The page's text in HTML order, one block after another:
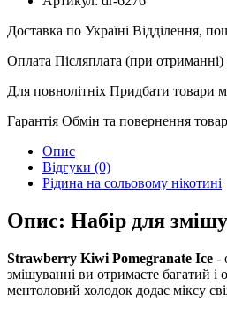
Доставка по Україні Відділення,
Оплата Післяплата (при
Для повнолітніх Придбати товари
Гарантія Обмін та повернення
Опис
Відгуки (0)
Рідина на сольовому нікотині
Опис: Набір для
Strawberry Kiwi Pomegranate Ice -
змішуванні ви отримаєте багатий і
ментоловий холодок додає міксу